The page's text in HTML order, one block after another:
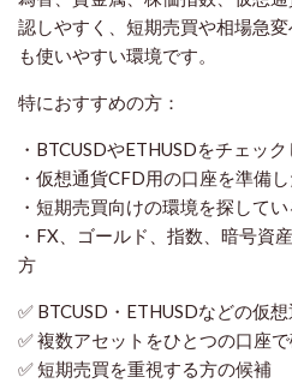
認しやすく、短期売買や相場急
も使いやすい環境です。
特におすすめの方：
・BTCUSDやETHUSDをチェッ
・仮想通貨CFD用の口座を準備
・短期売買向けの環境を探して
・FX、ゴールド、指数、暗号資
方
✅ BTCUSD・ETHUSDなどの仮
✅ 複数アセットをひとつの口座
✅ 短期売買を重視する方の候補